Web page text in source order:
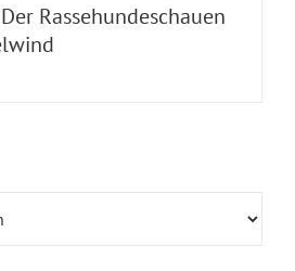
Rassehundeschauen